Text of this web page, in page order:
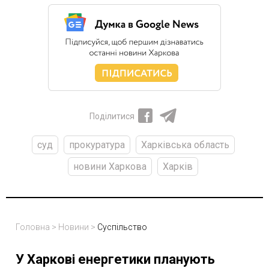
Поділитися
суд прокуратура
Харківська область
новини Харкова
Харків
Головна > Новини > Суспільство
У Харкові енергетики планують